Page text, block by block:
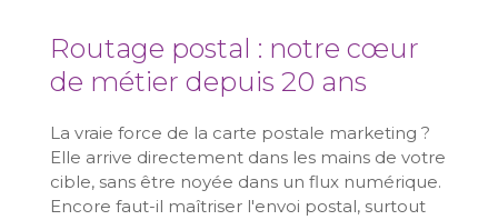
Routage postal : notre cœur
de métier depuis 20 ans
La vraie force de la carte postale marketing ?
Elle arrive directement dans les mains de votre
cible, sans être noyée dans un flux numérique.
Encore faut-il maîtriser l'envoi postal, surtout